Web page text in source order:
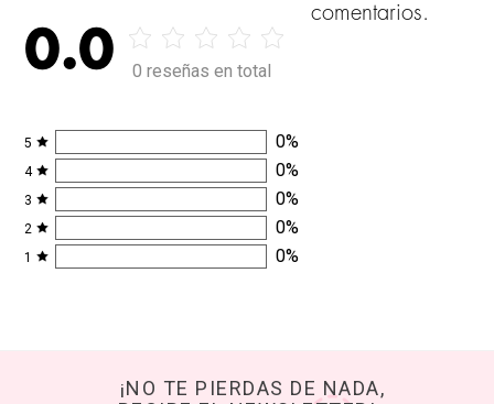
0.0 0 reseñas en total
5 0%
4 0%
3 0%
2 0%
1 0%
comentarios.
¡NO TE PIERDAS DE NADA,